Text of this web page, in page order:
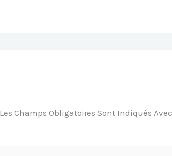
Les Champs Obligatoires Sont Indiqués Avec